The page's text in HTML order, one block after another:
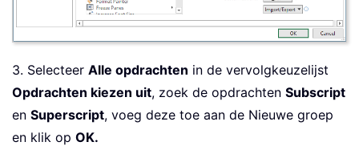
3. Selecteer Alle opdrachten in de vervolgkeuzelijst
Opdrachten kiezen uit, zoek de opdrachten Subscript
en Superscript, voeg deze toe aan de Nieuwe groep
en klik op OK.